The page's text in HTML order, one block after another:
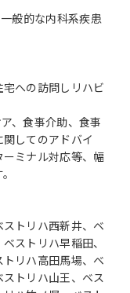
般的な内科系疾患
への訪問しリハビ
、食事介助、食事
してのアドバイ
ミナル対応等、幅
トリハ西新井、ベ
ストリハ早稲田、
リハ高田馬場、ベ
トリハ山王、ベス